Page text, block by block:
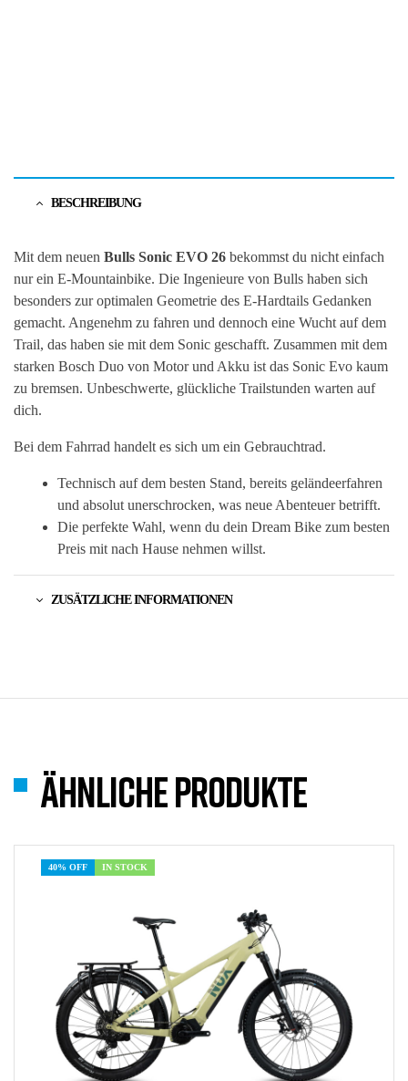
BESCHREIBUNG
Mit dem neuen Bulls Sonic EVO 26 bekommst du nicht einfach
nur ein E-Mountainbike. Die Ingenieure von Bulls haben sich
besonders zur optimalen Geometrie des E-Hardtails Gedanken
gemacht. Angenehm zu fahren und dennoch eine Wucht auf dem
Trail, das haben sie mit dem Sonic geschafft. Zusammen mit dem
starken Bosch Duo von Motor und Akku ist das Sonic Evo kaum
zu bremsen. Unbeschwerte, glückliche Trailstunden warten auf
dich.
Bei dem Fahrrad handelt es sich um ein Gebrauchtrad.
Technisch auf dem besten Stand, bereits geländeerfahren
und absolut unerschrocken, was neue Abenteuer betrifft.
Die perfekte Wahl, wenn du dein Dream Bike zum besten
Preis mit nach Hause nehmen willst.
ZUSÄTZLICHE INFORMATIONEN
Ähnliche Produkte
40% OFF IN STOCK